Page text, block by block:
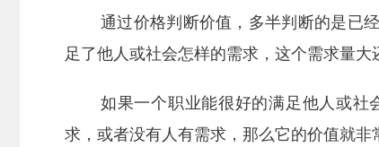
通过价格判断价值，多半判断的是已
足了他人或社会怎样的需求，这个需求量大
如果一个职业能很好的满足他人或社
求，或者没有人有需求，那么它的价值就非